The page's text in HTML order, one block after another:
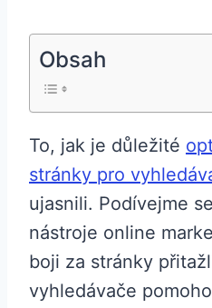
Obsah
To, jak je důležité
stránky pro
ujasnili. Podívejme
nástroje online
boji za stránky
vyhledávače